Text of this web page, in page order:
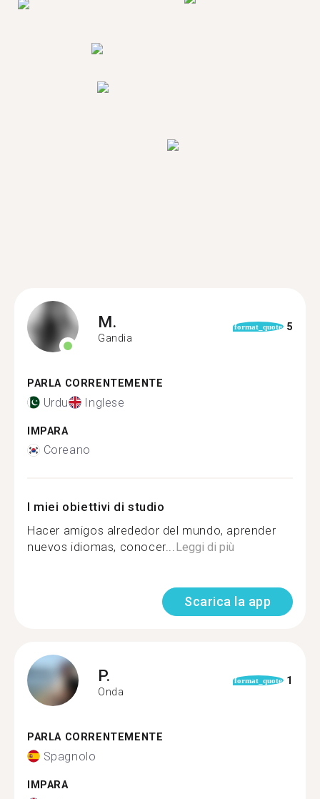
M.
Gandia
format_quote 5
PARLA CORRENTEMENTE
Urdu Inglese
IMPARA
Coreano
I miei obiettivi di studio
Hacer amigos alrededor del mundo, aprender
nuevos idiomas, conocer...Leggi di più
Scarica la app
P.
Onda
format_quote 1
PARLA CORRENTEMENTE
Spagnolo
IMPARA